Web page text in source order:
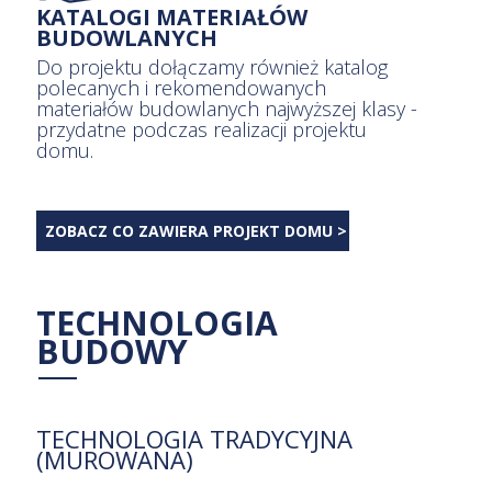
KATALOGI MATERIAŁÓW
BUDOWLANYCH
Do projektu dołączamy również katalog
polecanych i rekomendowanych
materiałów budowlanych najwyższej klasy -
przydatne podczas realizacji projektu
domu.
ZOBACZ CO ZAWIERA PROJEKT DOMU >
TECHNOLOGIA
BUDOWY
TECHNOLOGIA TRADYCYJNA
(MUROWANA)